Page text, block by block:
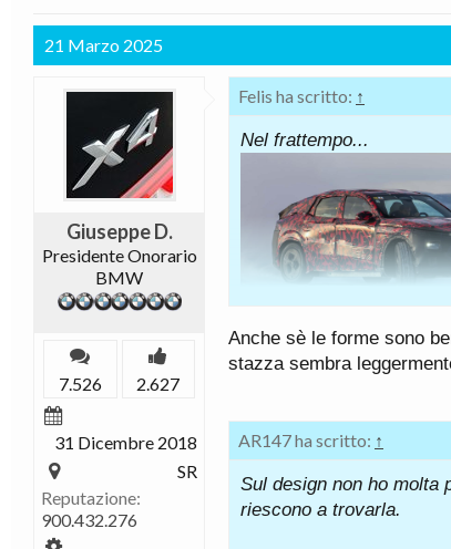
21 Marzo 2025
Giuseppe D.
Presidente Onorario
BMW
7.526 2.627
31 Dicembre 2018
SR
Reputazione:
900.432.276
Felis ha scritto: ↑
Nel frattempo...
Anche sè le forme sono
stazza sembra
AR147 ha scritto: ↑
Sul design non ho molta
riescono a trovarla.